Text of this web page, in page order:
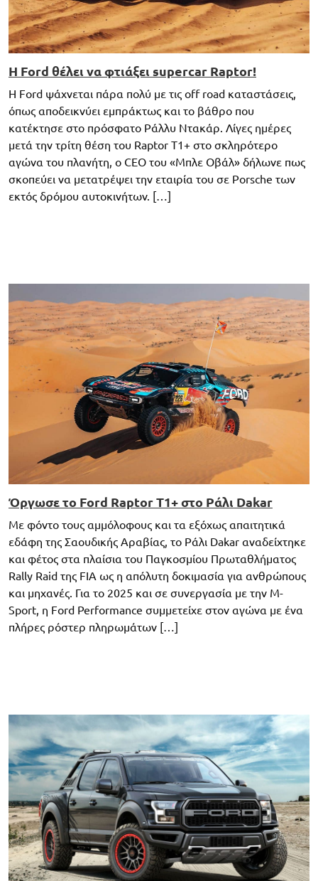
Η Ford θέλει να φτιάξει supercar Raptor!
Η Ford ψάχνεται πάρα πολύ με τις off road καταστάσεις,
όπως αποδεικνύει εμπράκτως και το βάθρο που
κατέκτησε στο πρόσφατο Ράλλυ Ντακάρ. Λίγες ημέρες
μετά την τρίτη θέση του Raptor T1+ στο σκληρότερο
αγώνα του πλανήτη, ο CEO του «Μπλε Οβάλ» δήλωνε πως
σκοπεύει να μετατρέψει την εταιρία του σε Porsche των
εκτός δρόμου αυτοκινήτων. […]
Όργωσε το Ford Raptor T1+ στο Ράλι Dakar
Με φόντο τους αμμόλοφους και τα εξόχως απαιτητικά
εδάφη της Σαουδικής Αραβίας, το Ράλι Dakar αναδείχτηκε
και φέτος στα πλαίσια του Παγκοσμίου Πρωταθλήματος
Rally Raid της FIA ως η απόλυτη δοκιμασία για ανθρώπους
και μηχανές. Για το 2025 και σε συνεργασία με την M-
Sport, η Ford Performance συμμετείχε στον αγώνα με ένα
πλήρες ρόστερ πληρωμάτων […]